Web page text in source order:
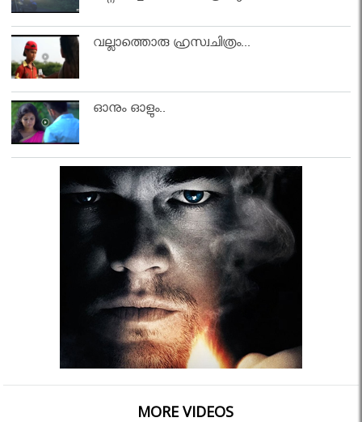
വല്ലാത്തൊരു ഹ്രസ്വചിത്രം...
ഓനും ഓളും..
MORE VIDEOS